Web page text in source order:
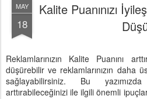
MAY
18
Kalite Puanınızı
Reklamlarınızın Kalite Puanını
düşürebilir ve reklamlarınızın daha
sağlayabilirsiniz. Bu
arttırabileceğinizi ile ilgili önemli